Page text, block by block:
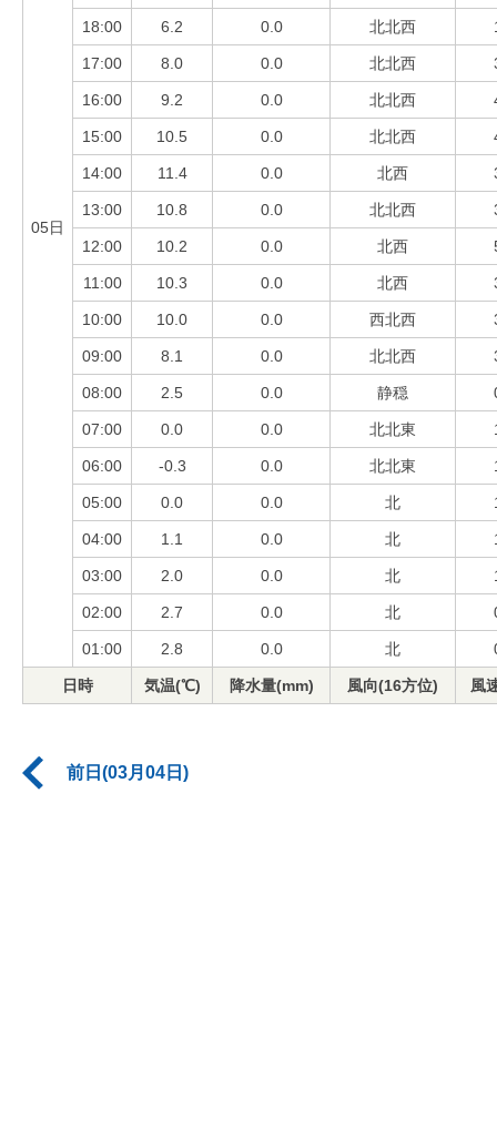
05日
18:00 6.2 0.0 北北西
17:00 8.0 0.0 北北西
16:00 9.2 0.0 北北西
15:00 10.5 0.0 北北西
14:00 11.4 0.0 北西
13:00 10.8 0.0 北北西
12:00 10.2 0.0 北西
11:00 10.3 0.0 北西
10:00 10.0 0.0 西北西
09:00 8.1 0.0 北北西
08:00 2.5 0.0 静穏
07:00 0.0 0.0 北北東
06:00 -0.3 0.0 北北東
05:00 0.0 0.0 北
04:00 1.1 0.0 北
03:00 2.0 0.0 北
02:00 2.7 0.0 北
01:00 2.8 0.0 北
日時 気温(℃) 降水量(mm) 風向(16方位) 風
前日(03月04日)